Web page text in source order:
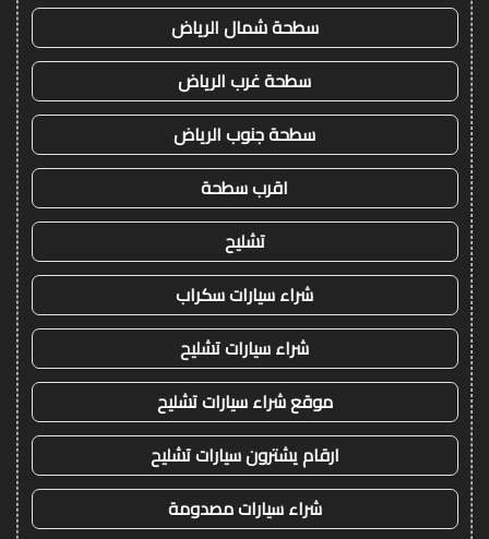
سطحة شمال الرياض
سطحة غرب الرياض
سطحة جنوب الرياض
اقرب سطحة
تشليح
شراء سيارات سكراب
شراء سيارات تشليح
موقع شراء سيارات تشليح
ارقام يشترون سيارات تشليح
شراء سيارات مصدومة